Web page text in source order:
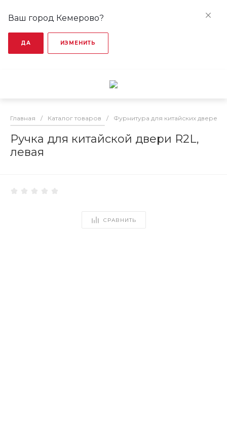
Ваш город Кемерово?
ДА ИЗМЕНИТЬ
Главная / Каталог товаров / Фурнитура для китайских дверей
Ручка для китайской двери R2L,
левая
СРАВНИТЬ